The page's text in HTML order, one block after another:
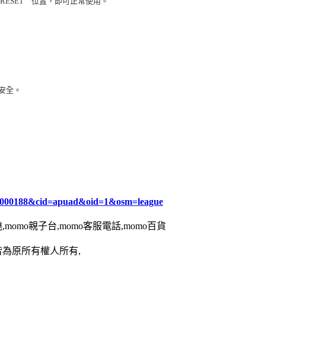
全。
親子台,momo客服電話,momo百貨
原所有權人所有,